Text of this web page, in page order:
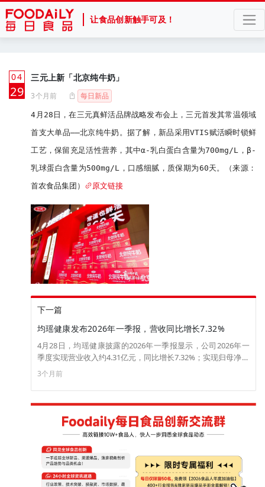
让食品创新触手可及！
04
月
29
三元上新「北京纯牛奶」
3个月前 每日新品
4月28日，在三元真鲜活品牌战略发布会上，三元首发其常温领域
首支大单品——北京纯牛奶。据了解，新品采用VTIS赋活瞬时锁鲜
工艺，保留充足活性营养，其中α-乳白蛋白含量为700mg/L，β-
乳球蛋白含量为500mg/L，口感细腻，质保期为60天。（来源：
首农食品集团）
原文链接
下一篇
均瑶健康发布2026年一季报，营收同比增长7.32%
4月28日，均瑶健康披露的2026年一季报显示，公司2026年一
季度实现营业收入约4.31亿元，同比增长7.32%；实现归母净利
润约866.49万元，同比下滑20.56%。（来源：北京商报网）
3个月前